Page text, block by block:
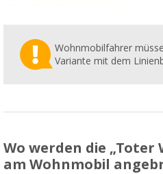
Wohnmobilfahrer
Variante mit dem
Wo werden die „Toter
am Wohnmobil